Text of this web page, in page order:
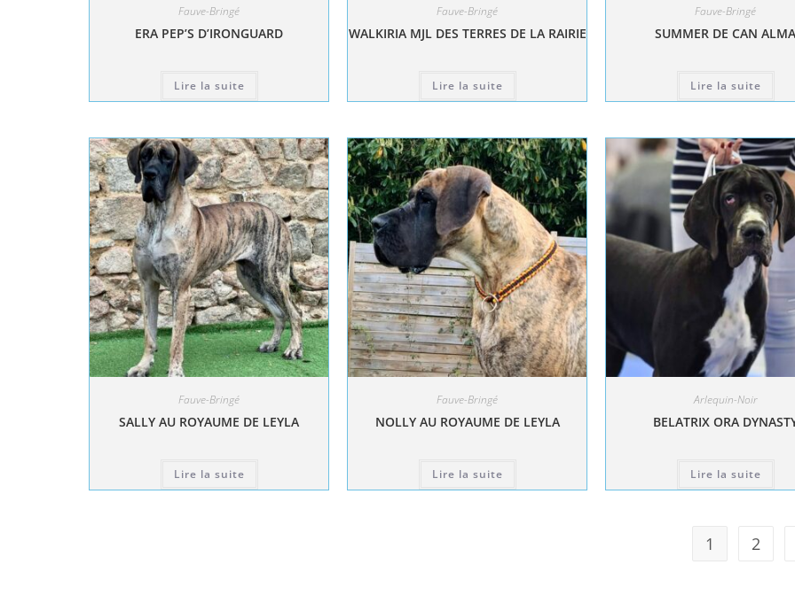
Fauve-Bringé
ERA PEP’S D’IRONGUARD
Lire la suite
Fauve-Bringé
WALKIRIA MJL DES TERRES DE LA RAIRIE
Lire la suite
Fauve-Bringé
SUMMER DE CAN ALMA
Lire la suite
Fauve-Bringé
SALLY AU ROYAUME DE LEYLA
Lire la suite
Fauve-Bringé
NOLLY AU ROYAUME DE LEYLA
Lire la suite
Arlequin-Noir
BELATRIX ORA
Lire la suite
1 2